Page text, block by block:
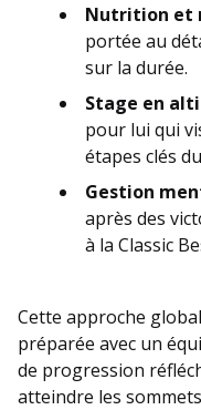
Nutrition et
portée au
sur la durée.
Stage en
pour lui qui
étapes clés
Gestion
après des
à la Classic
Cette approche
préparée avec un
de progression
atteindre les